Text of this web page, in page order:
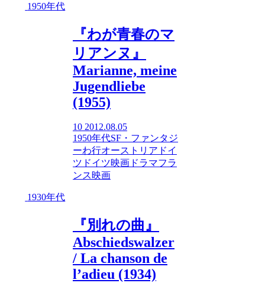
1950年代
『わが青春のマ
リアンヌ』
Marianne, meine
Jugendliebe
(1955)
10 2012.08.05
1950年代SF・ファンタジ
ーわ行オーストリア ドイ
ツ ドイツ映画 ドラマフラ
ンス映画
1930年代
『別れの曲』
Abschiedswalzer
/ La chanson de
l’adieu (1934)